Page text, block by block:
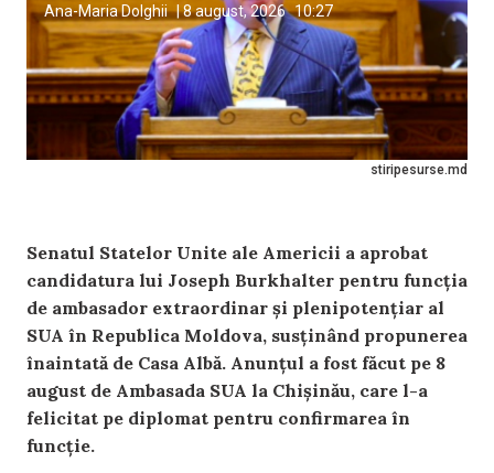
stiripesurse.md
Ana-Maria Dolghii |8 august, 2026 10:27
Senatul Statelor Unite ale Americii a aprobat
candidatura lui Joseph Burkhalter pentru funcția
de ambasador extraordinar și plenipotențiar al
SUA în Republica Moldova, susținând propunerea
înaintată de Casa Albă. Anunțul a fost făcut pe 8
august de Ambasada SUA la Chișinău, care l-a
felicitat pe diplomat pentru confirmarea în
funcție.